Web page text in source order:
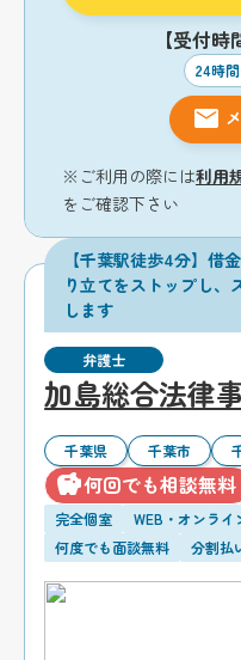
【受付
24時
※ご利用の際には利用
をご確認下さい
【千葉駅徒歩4分】借
り立てをストップし、
します
弁護士
加島総合法律
千葉県 千葉市
何回でも相談無料
完全個室 WEB・オンライ
何度でも面談無料
分割払